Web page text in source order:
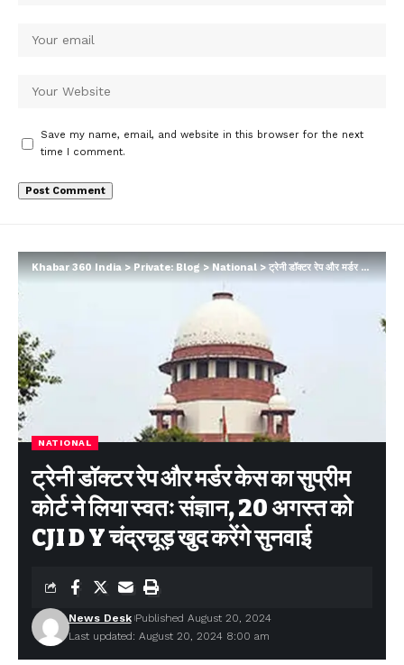
Save my name, email, and website in this browser for the next
time I comment.
Khabar 360 India>Private: Blog>National>ट्रेनी डॉक्टर रेप और मर्डर केस का सुप्रीम कोर्ट ने लिया स्वतः संज्ञान, 20 अगस्त को CJI D Y चंद्रचूड़ खुद करेंगे सुनवाई
NATIONAL
ट्रेनी डॉक्टर रेप और मर्डर केस का सुप्रीम
कोर्ट ने लिया स्वतः संज्ञान, 20 अगस्त को
CJI D Y चंद्रचूड़ खुद करेंगे सुनवाई
Last updated: August 20, 2024 8:00 am
News Desk Published August 20, 2024